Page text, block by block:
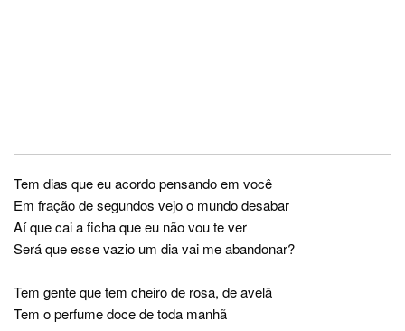
Tem dias que eu acordo pensando em você
Em fração de segundos vejo o mundo desabar
Aí que cai a ficha que eu não vou te ver
Será que esse vazio um dia vai me abandonar?
Tem gente que tem cheiro de rosa, de avelã
Tem o perfume doce de toda manhã